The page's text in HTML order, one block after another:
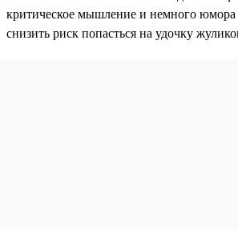
критическое мышление и немного юмора
снизить риск попасться на удочку